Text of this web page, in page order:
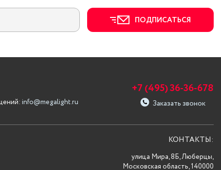
ПОДПИСАТЬСЯ
info@megalight.ru
+7 (495) 36-36-678
Заказать звонок
КОНТАКТЫ:
улица Мира, 8Б, Люберцы,
Московская область, 140000